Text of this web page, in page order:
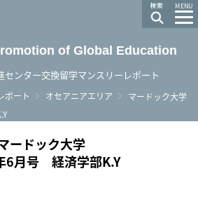
MENU
of Global Education
センター交換留学マンスリーレポート
ポート オセアニアエリア
マードック大学
ードック大学
6月号 経済学部K.Y